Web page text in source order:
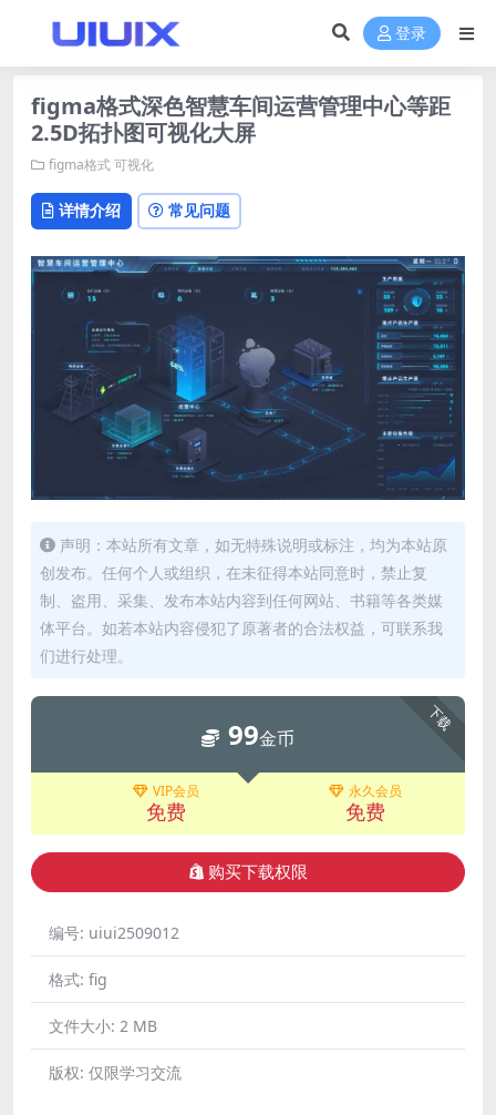
登录
figma格式深色智慧车间运营管理中心等距
2.5D拓扑图可视化大屏
figma格式可视化
详情介绍 常见问题
声明：本站所有文章，如无特殊说明或标注，均为本站原
创发布。任何个人或组织，在未征得本站同意时，禁止复
制、盗用、采集、发布本站内容到任何网站、书籍等各类媒
体平台。如若本站内容侵犯了原著者的合法权益，可联系我
们进行处理。
下载
99金币
VIP会员
免费
永久会员
免费
购买下载权限
编号: uiui2509012
格式: fig
文件大小: 2 MB
版权: 仅限学习交流